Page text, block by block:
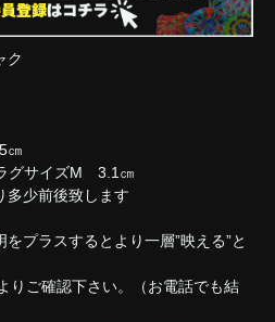
ク
㎝
グサイズM 3.1㎝
少前後致します
プラスするとより一層”映える”と
りご確認下さい。（お電話でも結